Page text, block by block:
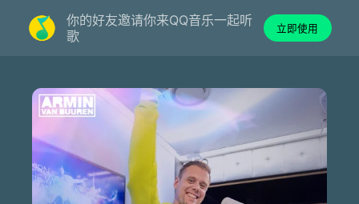
你的好友邀请你来QQ音乐一起听
歌
立即使用